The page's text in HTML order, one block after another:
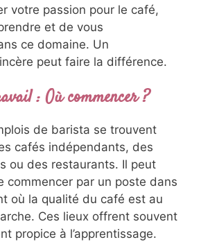
votre passion pour le café,
et de vous
ce domaine. Un
peut faire la différence.
: Où commencer ?
de barista se trouvent
cafés indépendants, des
ou des restaurants. Il peut
commencer par un poste dans
où la qualité du café est au
Ces lieux offrent souvent
propice à l’apprentissage.